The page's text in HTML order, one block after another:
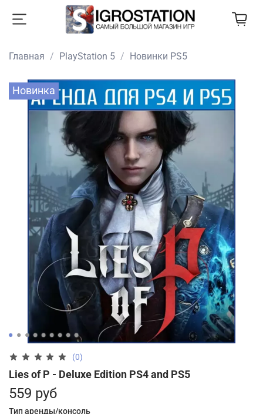
Главная PlayStation 5 Новинки PS5
Новинка
(0)
Lies of P - Deluxe Edition PS4 and PS5
559 руб
Тип аренды/консоль